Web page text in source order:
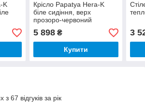
K
Крісло Papatya Hera-K
біле сидіння, верх
прозоро-червоний
5 898₴
Купити
3
67 відгуків за рік